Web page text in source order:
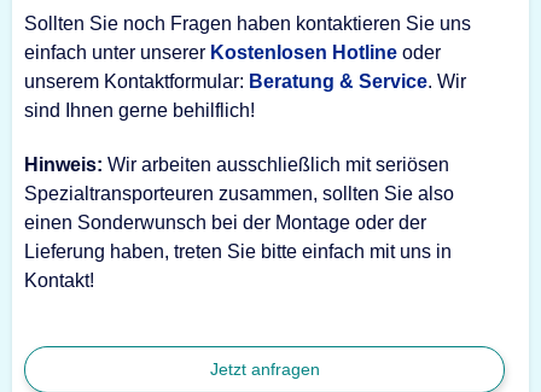
Sollten Sie noch Fragen haben kontaktieren Sie uns
einfach unter unserer Kostenlosen Hotline oder
unserem Kontaktformular: Beratung & Service. Wir
sind Ihnen gerne behilflich!
Hinweis: Wir arbeiten ausschließlich mit seriösen
Spezialtransporteuren zusammen, sollten Sie also
einen Sonderwunsch bei der Montage oder der
Lieferung haben, treten Sie bitte einfach mit uns in
Kontakt!
Jetzt anfragen